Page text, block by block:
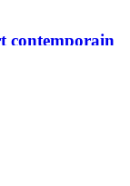
contemporain